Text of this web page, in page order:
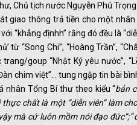
Chủ tịch nước Nguyễn Phú
giao thông trả tiền cho một
“khẳng địnhh” rằng đó đều là
từ “Song Chi”, “Hoàng Trần”,
goup “Nhật Ký yêu nước”,
chim việt”… tung ngập tin bài
nhân Tổng Bí thư theo kiểu “bản
chất là một “diễn viên” làm
mà cứ luôn mồm nói đạo đức”;“